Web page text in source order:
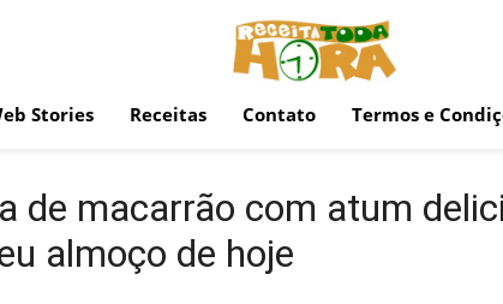
Stories Receitas Contato Termos e
de macarrão com atum
almoço de hoje